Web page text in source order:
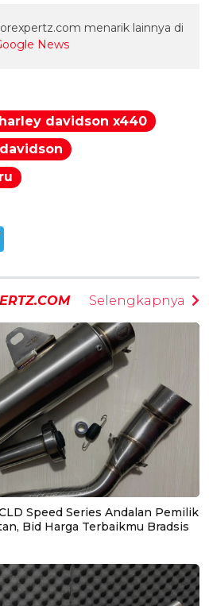
menarik lainnya di
News
davidson x440
Selengkapnya
Speed Series Andalan Pemilik
Bid Harga Terbaikmu Bradsis